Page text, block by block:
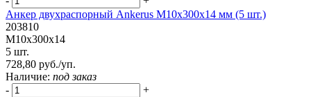
Анкер двухраспорный Ankerus М10х300х14 мм (5 шт.)
203810
М10х300х14
5 шт.
728,80 руб./уп.
Наличие: под заказ
-
+